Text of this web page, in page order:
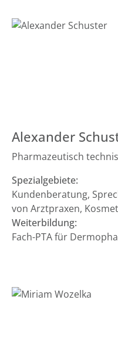
Alexander
Pharmazeutisch
Spezialgebiete:
Kundenberatung,
von Arztpraxen,
Weiterbildung:
Fach-PTA für